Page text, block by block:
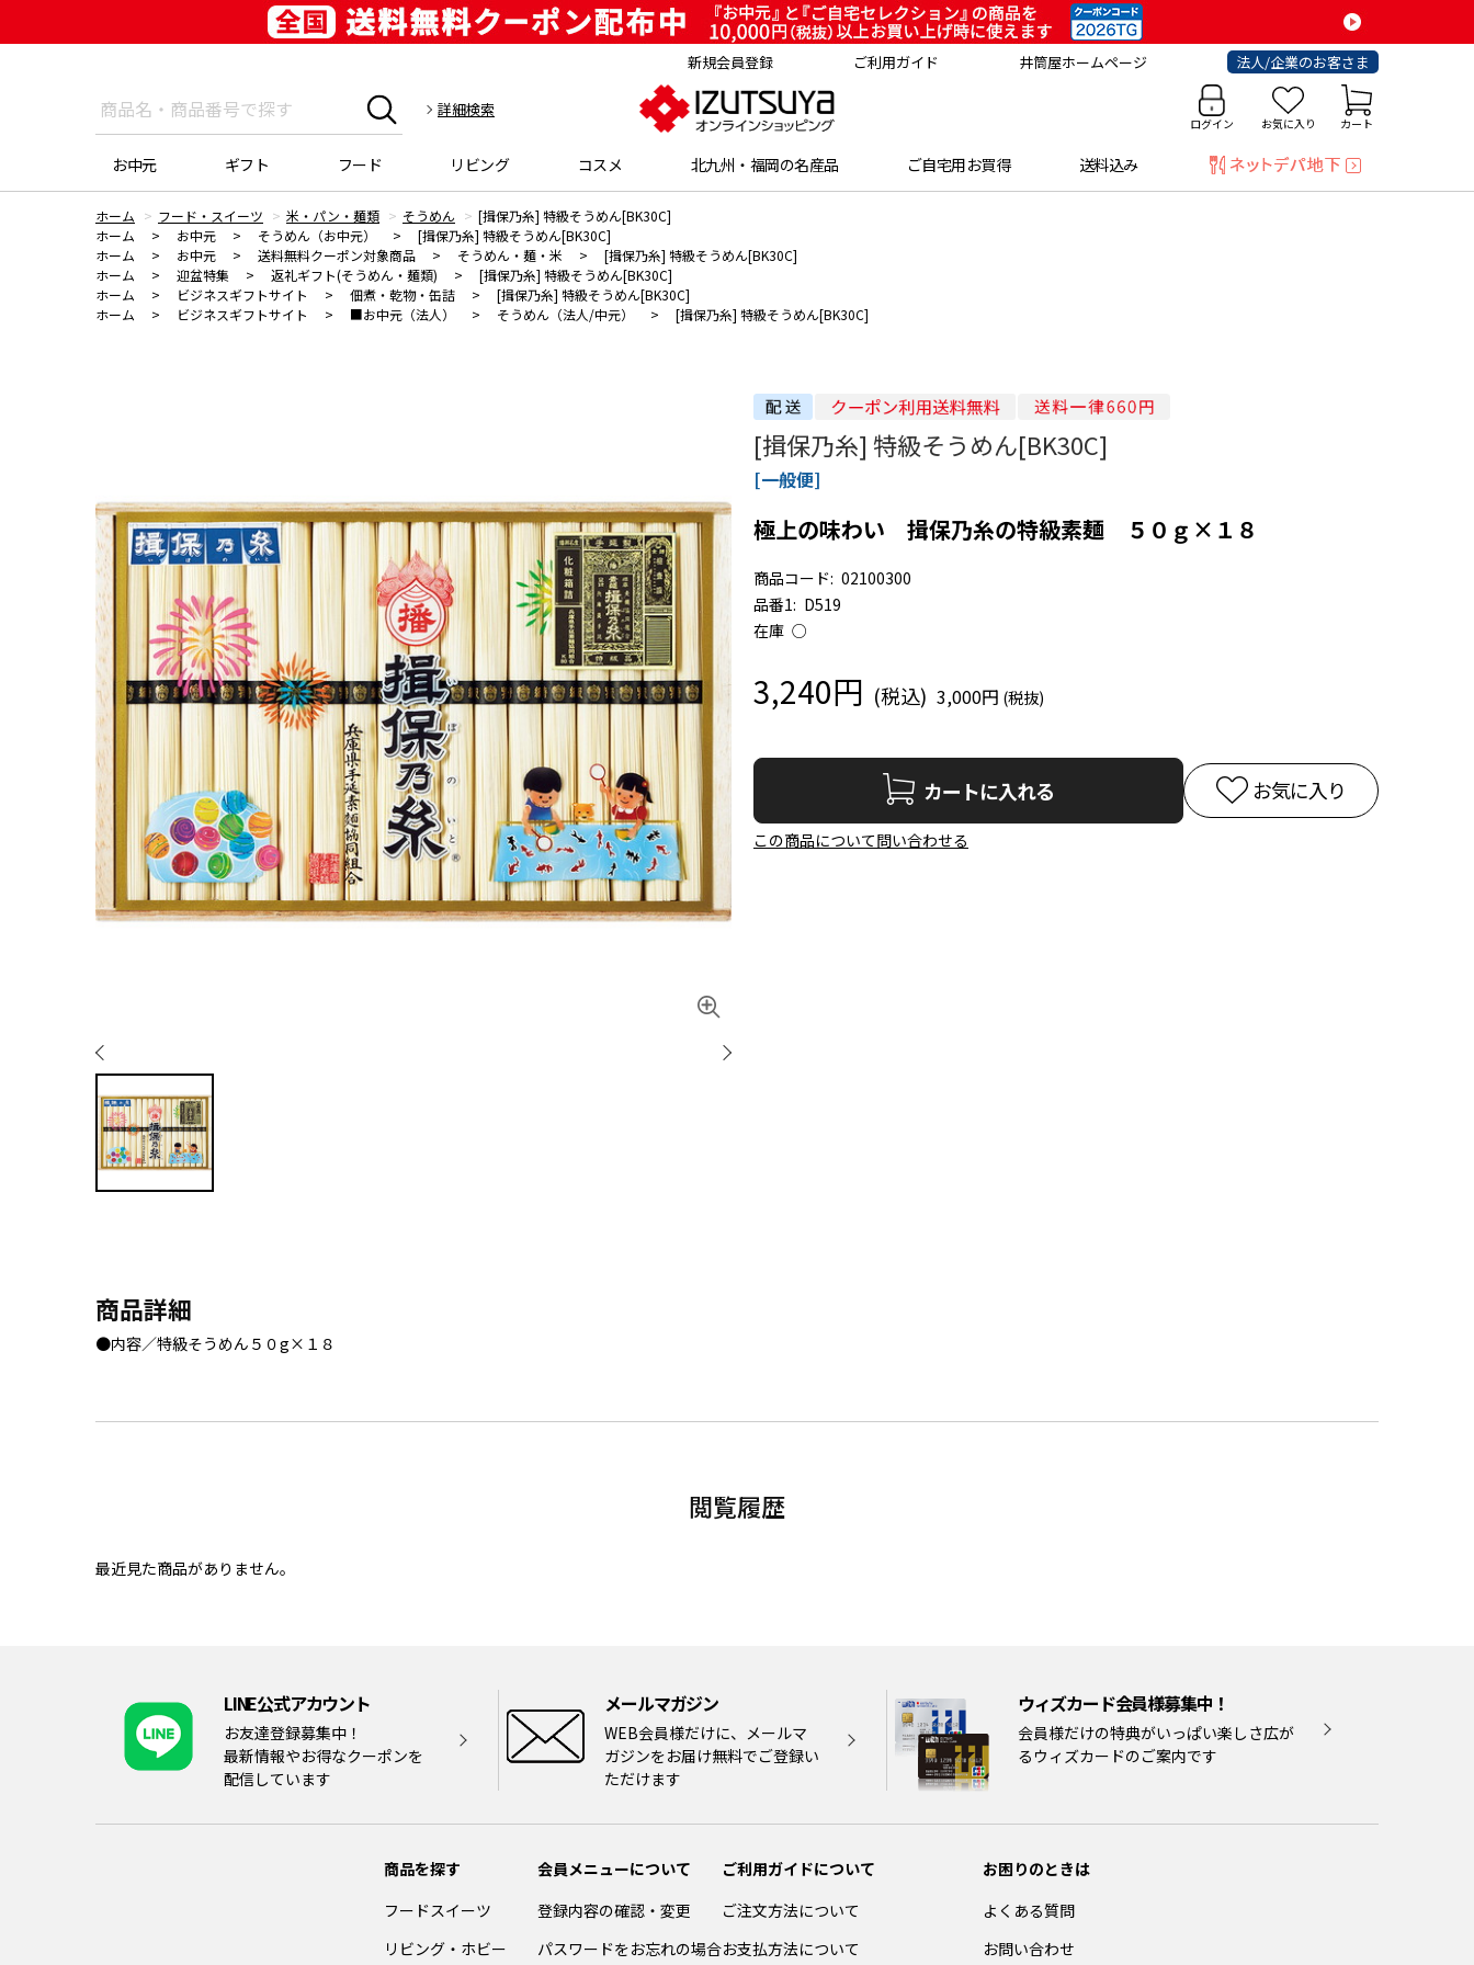
新規会員登録 ご利用ガイド 井筒屋ホームページ 法人/企業のお客さま
詳細検索
ログイン お気に入り カート
お中元 ギフト フード リビング コスメ 北九州・福岡の名産品 ご自宅用お買得 送料込み
ホーム フード・スイーツ 米・パン・麺類 そうめん
[揖保乃糸] 特級そうめん[BK30C]
ホーム
> お中元 > そうめん（お中元） >
[揖保乃糸] 特級そうめん[BK30C]
ホーム
> お中元 > 送料無料クーポン対象商品 > そうめん・麺・米 >
[揖保乃糸] 特級そうめん[BK30C]
ホーム
> 迎盆特集 > 返礼ギフト(そうめん・麺類) >
[揖保乃糸] 特級そうめん[BK30C]
ホーム
> ビジネスギフトサイト > 佃煮・乾物・缶詰 >
[揖保乃糸] 特級そうめん[BK30C]
ホーム
> ビジネスギフトサイト > ■お中元（法人） > そうめん（法人/中元） > [揖保乃糸] 特級そうめん[BK30C]
[揖保乃糸] 特級そうめん[BK30C]
[一般便]
極上の味わい 揖保乃糸の特級素麺 ５０ｇ×１８
商品コード: 02100300
品番1: D519
在庫 ○
3,240円 3,000円
カートに入れる お気に入り
この商品について問い合わせる
商品詳細
●内容／特級そうめん５０g×１８
閲覧履歴
最近見た商品がありません。
LINE公式アカウント
お友達登録募集中！
最新情報やお得なクーポンを
配信しています
メールマガジン
WEB会員様だけに、メールマ
ガジンをお届け無料でご登録い
ただけます
ウィズカード会員様募集中！
会員様だけの特典がいっぱい楽しさ広が
るウィズカードのご案内です
商品を探す
フードスイーツ
リビング・ホビー
会員メニューについて
登録内容の確認・変更
パスワードをお忘れの場合
ご利用ガイドについて
ご注文方法について
お支払方法について
お困りのときは
よくある質問
お問い合わせ